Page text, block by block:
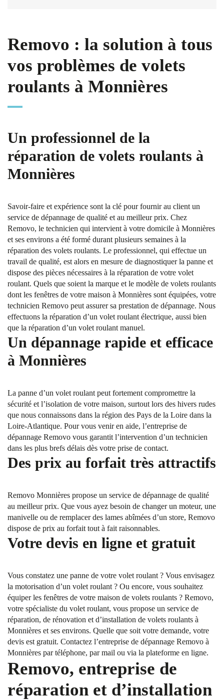
Removo : la solution à tous
vos problèmes de volets
roulants à Monnières
Un professionnel de la
réparation de volets roulants à
Monnières
Savoir-faire et expérience sont la clé pour fournir au client un
service de dépannage de qualité et au meilleur prix. Chez
Removo, le technicien qui intervient à votre domicile à Monnières
et ses environs a été formé durant plusieurs semaines à la
réparation des volets roulants. Le professionnel, qui effectue un
travail de qualité, est alors en mesure de diagnostiquer la panne et
dispose des pièces nécessaires à la réparation de votre volet
roulant. Quels que soient la marque et le modèle de volets roulants
dont les fenêtres de votre maison à Monnières sont équipées, votre
technicien Removo peut assurer sa prestation de dépannage. Nous
effectuons la réparation d’un volet roulant électrique, aussi bien
que la réparation d’un volet roulant manuel.
Un dépannage rapide et efficace
à Monnières
La panne d’un volet roulant peut fortement compromettre la
sécurité et l’isolation de votre maison, surtout lors des hivers rudes
que nous connaissons dans la région des Pays de la Loire dans la
Loire-Atlantique. Pour vous venir en aide, l’entreprise de
dépannage Removo vous garantit l’intervention d’un technicien
dans les plus brefs délais dès votre prise de contact.
Des prix au forfait très attractifs
Removo Monnières propose un service de dépannage de qualité
au meilleur prix. Que vous ayez besoin de changer un moteur, une
manivelle ou de remplacer des lames abîmées d’un store, Removo
dispose de prix au forfait tout à fait raisonnables.
Votre devis en ligne et gratuit
Vous constatez une panne de votre volet roulant ? Vous envisagez
la motorisation d’un volet roulant ? Ou encore, vous souhaitez
équiper les fenêtres de votre maison de volets roulants ? Removo,
votre spécialiste du volet roulant, vous propose un service de
réparation, de rénovation et d’installation de volets roulants à
Monnières et ses environs. Quelle que soit votre demande, votre
devis est gratuit. Contactez l’entreprise de dépannage Removo à
Monnières par téléphone, par mail ou via la plateforme en ligne.
Removo, entreprise de
réparation et d’installation